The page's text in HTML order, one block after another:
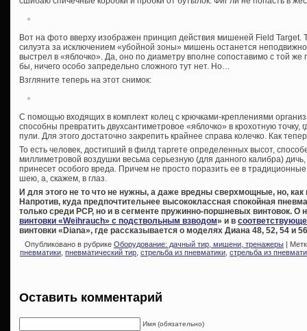
Вот на фото вверху изображен принцип действия мишеней Field Target.
силуэта за исключением «убойной зоны» мишень останется
выстрел в «яблочко». Да, оно по диаметру вполне сопоставимо с той
бы, ничего особо запредельно сложного тут нет. Но…
Взгляните теперь на этот снимок:
С помощью входящих в комплект колец с крючками-креплениями
способны превратить двухсантиметровое «яблочко» в крохотную точку,
пули. Для этого достаточно закрепить крайнее справа колечко. Как
То есть человек, достигший в филд таргете определенных высот,
миллиметровой воздушки весьма серьезную (для данного калибра)
принесет особого вреда. Причем не просто поразить ее в
шею, а, скажем, в глаз.
И для этого не то что не нужны, а даже вредны сверхмощные, но,
Напротив, куда предпочтительнее высококлассная спокойная
только среди PCP, но и в сегменте пружинно-поршневых винтовок. О
винтовки «Weihrauch» с подствольным взводом» и в
винтовки «Diana», где рассказывается о моделях Диана 48, 52, 54 и
Опубликовано в рубрике Оборудование: дачный тир, мишени, тренажеры |
пневматики пневматический тир стрельба из пневматики стрельба из
Оставить комментарий
Имя (обязательно)